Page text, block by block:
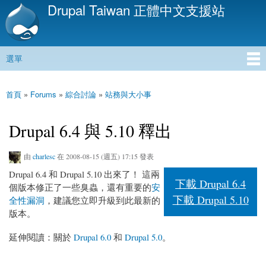
移
內
Drupal Taiwan 正體中文支援站
主選單
選單
您在這裡
首頁 » Forums » 綜合討論 » 站務與大小事
Drupal 6.4 與 5.10 釋出
由 charlesc在 2008-08-15 (週五) 17:15 發表
下載 Drupal 6.4
下載 Drupal 5.10
Drupal 6.4 和 Drupal 5.10 出來了！ 這兩
個版本修正了一些臭蟲，還有重要的安
全性漏洞 ，建議您立即升級到此最新的
版本。
延伸閱讀：關於 Drupal 6.0 和 Drupal 5.0。